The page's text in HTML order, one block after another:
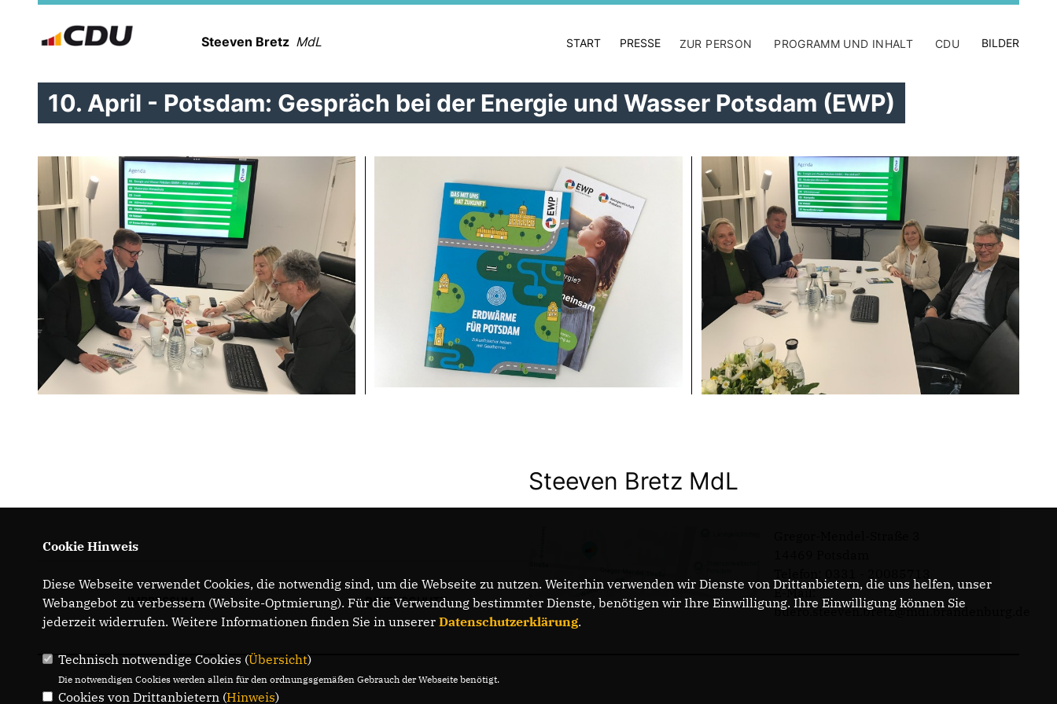
Steeven Bretz MdL START PRESSE ZUR PERSON PROGRAMM UND INHALT CDU BILDER
10. April - Potsdam: Gespräch bei der Energie und Wasser Potsdam (EWP)
IMPRESSUM DATENSCHUTZ
Steeven Bretz MdL
E-Mail:
buero.steeven.bretz@mdl.brandenburg.de
Cookie Hinweis
Diese Webseite verwendet Cookies, die notwendig sind, um die Webseite zu nutzen. Weiterhin verwenden wir Dienste von Drittanbietern, die uns helfen, unser
Webangebot zu verbessern (Website-Optmierung). Für die Verwendung bestimmter Dienste, benötigen wir Ihre Einwilligung. Ihre Einwilligung können Sie
jederzeit widerrufen. Weitere Informationen finden Sie in unserer Datenschutzerklärung.
Technisch notwendige Cookies (Übersicht)
Die notwendigen Cookies werden allein für den ordnungsgemäßen Gebrauch der Webseite benötigt.
Cookies von Drittanbietern (Hinweis)